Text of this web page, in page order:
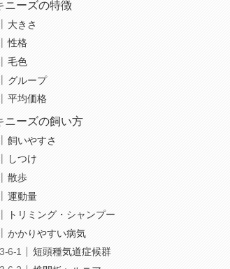
ニーズの特徴
大きさ
性格
毛色
グループ
平均価格
ニーズの飼い方
飼いやすさ
しつけ
散歩
運動量
トリミング・シャンプー
かかりやすい病気
短頭種気道症候群